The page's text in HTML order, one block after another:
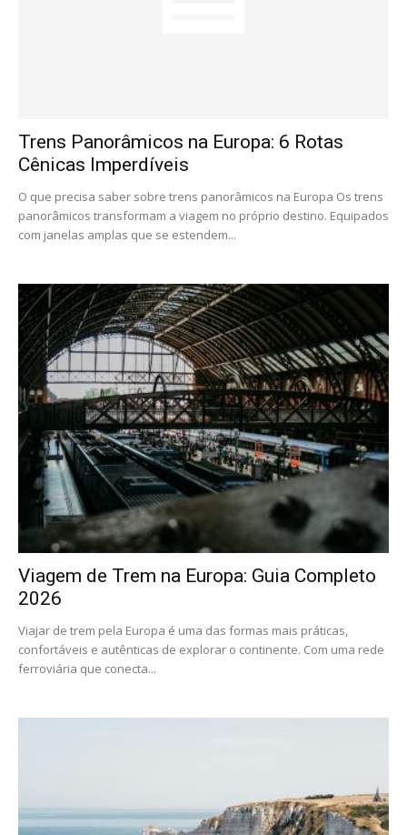
Trens Panorâmicos na Europa: 6 Rotas
Cênicas Imperdíveis
O que precisa saber sobre trens panorâmicos na Europa Os trens
panorâmicos transformam a viagem no próprio destino. Equipados
com janelas amplas que se estendem...
Viagem de Trem na Europa: Guia Completo
2026
Viajar de trem pela Europa é uma das formas mais práticas,
confortáveis e autênticas de explorar o continente. Com uma rede
ferroviária que conecta...